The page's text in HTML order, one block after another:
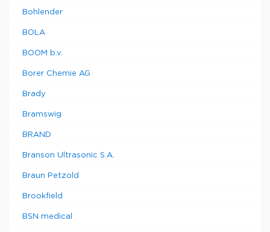
Bohlender
BOLA
BOOM b.v.
Borer Chemie AG
Brady
Bramswig
BRAND
Branson Ultrasonic S.A.
Braun Petzold
Brookfield
BSN medical